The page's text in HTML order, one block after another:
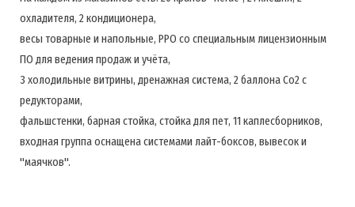
охладителя, 2 кондиционера,
весы товарные и напольные, РРО со специальным лицензионным
ПО для ведения продаж и учёта,
3 холодильные витрины, дренажная система, 2 баллона Со2 с
редукторами,
фальшстенки, барная стойка, стойка для пет, 11 каплесборников,
входная группа оснащена системами лайт-боксов, вывесок и
"маячков".